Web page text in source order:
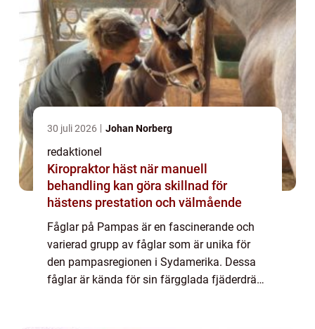
30 juli 2026 Johan Norberg
redaktionel
Kiropraktor häst när manuell
behandling kan göra skillnad för
hästens prestation och välmående
Fåglar på Pampas är en fascinerande och
varierad grupp av fåglar som är unika för
den pampasregionen i Sydamerika. Dessa
fåglar är kända för sin färgglada fjäderdräkt,